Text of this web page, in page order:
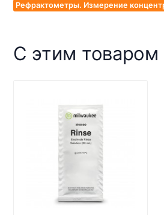
Рефрактометры. Измерение
С этим товаром